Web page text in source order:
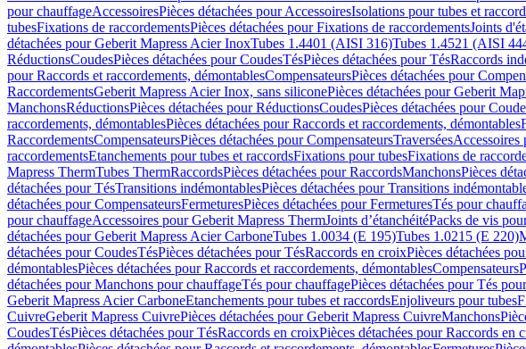
pour chauffageAccessoiresPièces détachées pour AccessoiresIsolations pour tubes et
tubesFixations de raccordementsPièces détachées pour Fixations de raccordementsJoints
détachées pour Geberit Mapress Acier InoxTubes 1.4401 (AISI 316)Tubes 1.4521 (AISI
RéductionsCoudesPièces détachées pour CoudesTésPièces détachées pour TésRaccords
pour Raccords et raccordements, démontablesCompensateursPièces détachées pour
RaccordementsGeberit Mapress Acier Inox, sans siliconePièces détachées pour Geberit
ManchonsRéductionsPièces détachées pour RéductionsCoudesPièces détachées pour
raccordements, démontablesPièces détachées pour Raccords et raccordements, démontables
RaccordementsCompensateursPièces détachées pour CompensateursTraversées
raccordementsEtanchements pour tubes et raccordsFixations pour tubesFixations de
Mapress ThermTubes ThermRaccordsPièces détachées pour RaccordsManchonsPièces
détachées pour TésTransitions indémontablesPièces détachées pour Transitions
détachées pour CompensateursFermeturesPièces détachées pour FermeturesTés pour
pour chauffageAccessoires pour Geberit Mapress ThermJoints d’étanchéitéPacks de vis
détachées pour Geberit Mapress Acier CarboneTubes 1.0034 (E 195)Tubes 1.0215 (E 220)
détachées pour CoudesTésPièces détachées pour TésRaccords en croixPièces détachées
démontablesPièces détachées pour Raccords et raccordements, démontablesCompensateurs
détachées pour Manchons pour chauffageTés pour chauffagePièces détachées pour Tés
Geberit Mapress Acier CarboneEtanchements pour tubes et raccordsEnjoliveurs pour tubes
CuivreGeberit Mapress CuivrePièces détachées pour Geberit Mapress CuivreManchons
CoudesTésPièces détachées pour TésRaccords en croixPièces détachées pour Raccords en